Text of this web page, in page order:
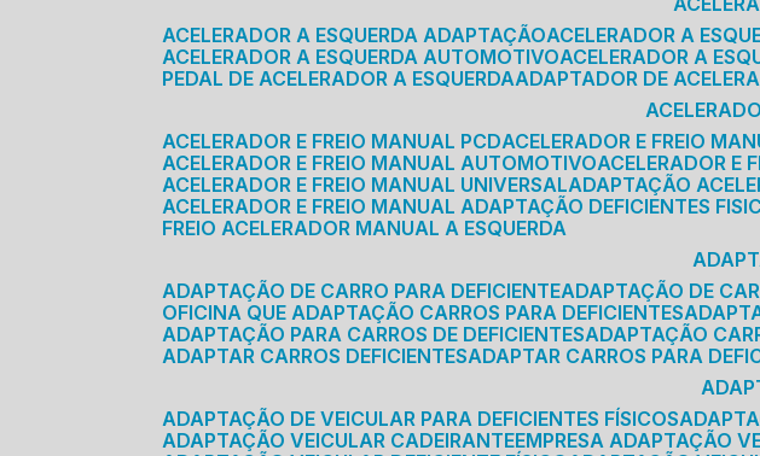
ACELERADOR A ESQUERDA ADAPTAÇÃO ACELERADOR A
ACELERADOR A ESQUERDA AUTOMOTIVO ACELERADOR A
PEDAL DE ACELERADOR A ESQUERDA
ADAPTADOR DE
ACELERADOR E FREIO MANUAL PCD ACELERADOR E FREIO
ACELERADOR E FREIO MANUAL AUTOMOTIVO ACELERADOR
ACELERADOR E FREIO MANUAL UNIVERSAL
ADAPTAÇÃO
ACELERADOR E FREIO MANUAL ADAPTAÇÃO DEFICIENTES
FREIO ACELERADOR MANUAL A ESQUERDA
ADAPTAÇÃO DE CARRO PARA DEFICIENTE
ADAPTAÇÃO DE
OFICINA QUE ADAPTAÇÃO CARROS PARA DEFICIENTES
ADAPTAÇÃO PARA CARROS DE DEFICIENTES
ADAPTAÇÃO
ADAPTAR CARROS DEFICIENTES
ADAPTAR CARROS PARA
ADAPTAÇÃO DE VEICULAR PARA DEFICIENTES FÍSICOS
ADAPTAÇÃO VEICULAR CADEIRANTE EMPRESA ADAPTAÇÃO